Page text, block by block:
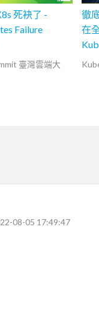
死袂了 -
Failure
臺灣雲端大
徹
在
08-05 17:49:47